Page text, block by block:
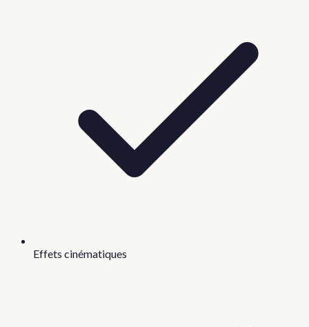
Effets cinématiques